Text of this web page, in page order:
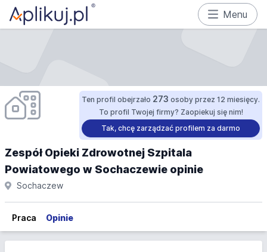
Menu
Ten profil obejrzało 273 osoby przez 12 miesięcy.
To profil Twojej firmy? Zaopiekuj się nim!
Tak, chcę zarządzać profilem za darmo
Zespół Opieki Zdrowotnej Szpitala
Powiatowego w Sochaczewie opinie
Sochaczew
Praca Opinie